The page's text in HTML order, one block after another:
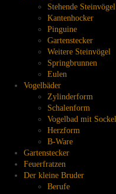
Stehende Steinvögel
Kantenhocker
Pinguine
Gartenstecker
Weitere Steinvögel
Springbrunnen
Eulen
Vogelbäder
Zylinderform
Schalenform
Vogelbad mit Sockel
Herzform
B-Ware
Gartenstecker
Feuerfratzen
Der kleine Bruder
Berufe